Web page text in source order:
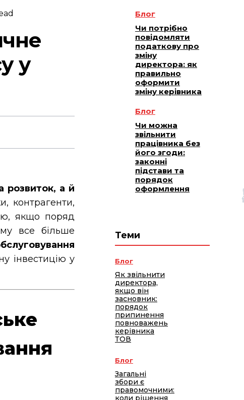
у
розвиток, а й
контрагенти,
якщо поряд
все більше
інвестицію у
Блог
Чи потрібно
повідомляти
податкову про
зміну
директора: як
правильно
оформити
зміну керівника
Блог
Чи можна
звільнити
працівника без
його згоди:
законні
підстави та
порядок
оформлення
Теми
Блог
Як звільнити
директора,
якщо він
засновник:
порядок
припинення
повноважень
керівника
ТОВ
Блог
Загальні
збори є
правомочними: